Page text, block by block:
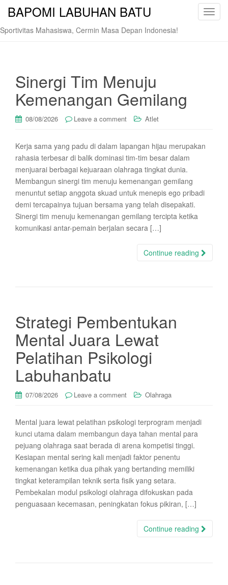
T
BAPOMI LABUHAN BATU
Sportivitas Mahasiswa, Cermin Masa Depan Indonesia!
Sinergi Tim Menuju
Kemenangan Gemilang
08/08/2026 Leave a comment Atlet
Kerja sama yang padu di dalam lapangan hijau merupakan
rahasia terbesar di balik dominasi tim-tim besar dalam
menjuarai berbagai kejuaraan olahraga tingkat dunia.
Membangun sinergi tim menuju kemenangan gemilang
menuntut setiap anggota skuad untuk menepis ego pribadi
demi tercapainya tujuan bersama yang telah disepakati.
Sinergi tim menuju kemenangan gemilang tercipta ketika
komunikasi antar-pemain berjalan secara […]
Continue reading
Strategi Pembentukan
Mental Juara Lewat
Pelatihan Psikologi
Labuhanbatu
07/08/2026 Leave a comment Olahraga
Mental juara lewat pelatihan psikologi terprogram menjadi
kunci utama dalam membangun daya tahan mental para
pejuang olahraga saat berada di arena kompetisi tinggi.
Kesiapan mental sering kali menjadi faktor penentu
kemenangan ketika dua pihak yang bertanding memiliki
tingkat keterampilan teknik serta fisik yang setara.
Pembekalan modul psikologi olahraga difokuskan pada
penguasaan kecemasan, peningkatan fokus pikiran, […]
Continue reading